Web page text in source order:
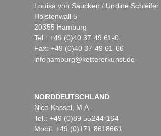
Auktion 415 - Lot 315
Louisa von Saucken / Undine Schleifer
Holstenwall 5
20355 Hamburg
Tel.: +49 (0)40 37 49 61-0
Fax: +49 (0)40 37 49 61-66
infohamburg@kettererkunst.de
NORDDEUTSCHLAND
Nico Kassel, M.A.
Tel.: +49 (0)89 55244-164
Mobil: +49 (0)171 8618661